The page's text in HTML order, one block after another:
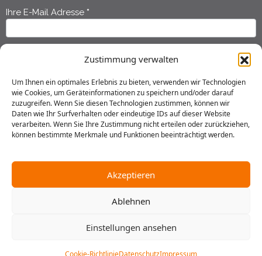
Zustimmung verwalten
Um Ihnen ein optimales Erlebnis zu bieten, verwenden wir Technologien
wie Cookies, um Geräteinformationen zu speichern und/oder darauf
zuzugreifen. Wenn Sie diesen Technologien zustimmen, können wir
Daten wie Ihr Surfverhalten oder eindeutige IDs auf dieser Website
verarbeiten. Wenn Sie Ihre Zustimmung nicht erteilen oder zurückziehen,
können bestimmte Merkmale und Funktionen beeinträchtigt werden.
Akzeptieren
Ablehnen
Einstellungen ansehen
Cookie-RichtlinieDatenschutzImpressum
Newsletter
Anmeldung
Ihre E-Mail Adresse *
Ihr Nachname*
Ich habe dieDatenschutzerklärunggelesen und erkläre mich
Senden
Datenschutz AGB Hausordnung